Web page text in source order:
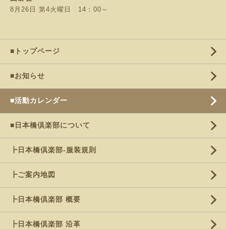
8月26日 第4火曜日 14：00～
■トップページ
■お知らせ
■活動カレンダー
■日本橋倶楽部について
┣日本橋倶楽部-服装規則
┣ご案内地図
┣日本橋倶楽部 概要
┣日本橋倶楽部 沿革